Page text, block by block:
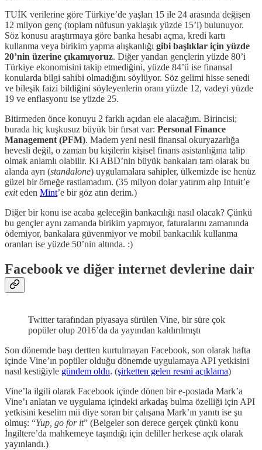
TUİK verilerine göre Türkiye’de yaşları 15 ile 24 arasında değişen
12 milyon genç (toplam nüfusun yaklaşık yüzde 15’i) bulunuyor.
Söz konusu araştırmaya göre banka hesabı açma, kredi kartı
kullanma veya birikim yapma alışkanlığı gibi başlıklar için yüzde
20’nin üzerine çıkamıyoruz. Diğer yandan gençlerin yüzde 80’i
Türkiye ekonomisini takip etmediğini, yüzde 84’ü ise finansal
konularda bilgi sahibi olmadığını söylüyor. Söz gelimi hisse senedi
ve bileşik faizi bildiğini söyleyenlerin oranı yüzde 12, vadeyi yüzde
19 ve enflasyonu ise yüzde 25.
Bitirmeden önce konuyu 2 farklı açıdan ele alacağım. Birincisi;
burada hiç kuşkusuz büyük bir fırsat var: Personal Finance
Management (PFM). Madem yeni nesil finansal okuryazarlığa
hevesli değil, o zaman bu kişilerin kişisel finans asistanlığına talip
olmak anlamlı olabilir. Ki ABD’nin büyük bankaları tam olarak bu
alanda ayrı (standalone) uygulamalara sahipler, ülkemizde ise henüz
güzel bir örneğe rastlamadım. (35 milyon dolar yatırım alıp Intuit’e
exiteden Mint’e bir göz atın derim.)
Diğer bir konu ise acaba geleceğin bankacılığı nasıl olacak? Çünkü
bu gençler aynı zamanda birikim yapmıyor, faturalarını zamanında
ödemiyor, bankalara güvenmiyor ve mobil bankacılık kullanma
oranları ise yüzde 50’nin altında. :)
Facebook ve diğer internet devlerine dair
Twitter tarafından piyasaya sürülen Vine, bir süre çok
popüler olup 2016’da da yayından kaldırılmıştı
Son dönemde başı dertten kurtulmayan Facebook, son olarak hafta
içinde Vine’ın popüler olduğu dönemde uygulamaya API yetkisini
nasıl kestiğiyle gündem oldu. (şirketten gelen resmi açıklama)
Vine’la ilgili olarak Facebook içinde dönen bir e-postada Mark’a
Vine’ı anlatan ve uygulama içindeki arkadaş bulma özelliği için API
yetkisini keselim mii diye soran bir çalışana Mark’ın yanıtı ise şu
olmuş: “Yup, go for it” (Belgeler son derece gerçek çünkü konu
İngiltere’da mahkemeye taşındığı için deliller herkese açık olarak
yayınlandı.)